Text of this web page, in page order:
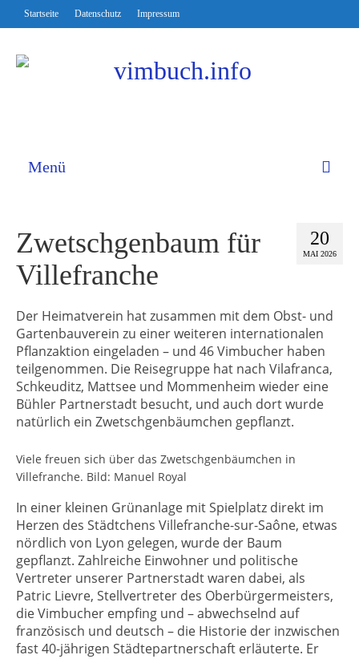
Startseite Datenschutz Impressum
Menü
20
MAI 2026
Zwetschgenbaum für
Villefranche
Der Heimatverein hat zusammen mit dem Obst- und
Gartenbauverein zu einer weiteren internationalen
Pflanzaktion eingeladen – und 46 Vimbucher haben
teilgenommen. Die Reisegruppe hat nach Vilafranca,
Schkeuditz, Mattsee und Mommenheim wieder eine
Bühler Partnerstadt besucht, und auch dort wurde
natürlich ein Zwetschgenbäumchen gepflanzt.
Viele freuen sich über das Zwetschgenbäumchen in
Villefranche. Bild: Manuel Royal
In einer kleinen Grünanlage mit Spielplatz direkt im
Herzen des Städtchens Villefranche-sur-Saône, etwas
nördlich von Lyon gelegen, wurde der Baum
gepflanzt. Zahlreiche Einwohner und politische
Vertreter unserer Partnerstadt waren dabei, als
Patric Lievre, Stellvertreter des Oberbürgermeisters,
die Vimbucher empfing und – abwechselnd auf
französisch und deutsch – die Historie der inzwischen
fast 40-jährigen Städtepartnerschaft erläuterte. Er